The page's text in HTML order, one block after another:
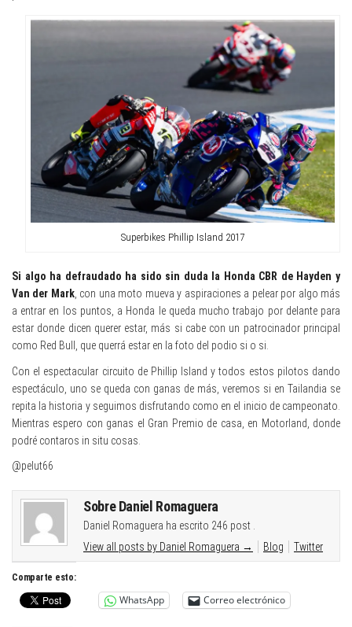
Superbikes Phillip Island 2017
Si algo ha defraudado ha sido sin duda la Honda CBR de Hayden y
Van der Mark, con una moto mueva y aspiraciones a pelear por algo más
a entrar en los puntos, a Honda le queda mucho trabajo por delante para
estar donde dicen querer estar, más si cabe con un patrocinador principal
como Red Bull, que querrá estar en la foto del podio si o si.
Con el espectacular circuito de Phillip Island y todos estos pilotos dando
espectáculo, uno se queda con ganas de más, veremos si en Tailandia se
repita la historia y seguimos disfrutando como en el inicio de campeonato.
Mientras espero con ganas el Gran Premio de casa, en Motorland, donde
podré contaros in situ cosas.
@pelut66
Sobre Daniel Romaguera
Daniel Romaguera ha escrito 246 post .
View all posts by Daniel Romaguera → Blog Twitter
Comparte esto:
WhatsApp Correo electrónico